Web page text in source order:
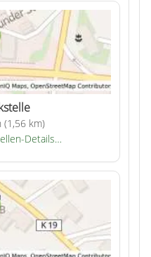
(1,56 km)
Details…